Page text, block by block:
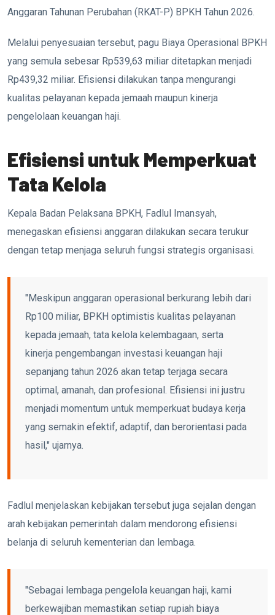
Anggaran Tahunan Perubahan (RKAT-P) BPKH Tahun 2026.
Melalui penyesuaian tersebut, pagu Biaya Operasional BPKH
yang semula sebesar Rp539,63 miliar ditetapkan menjadi
Rp439,32 miliar. Efisiensi dilakukan tanpa mengurangi
kualitas pelayanan kepada jemaah maupun kinerja
pengelolaan keuangan haji.
Efisiensi untuk Memperkuat
Tata Kelola
Kepala Badan Pelaksana BPKH, Fadlul Imansyah,
menegaskan efisiensi anggaran dilakukan secara terukur
dengan tetap menjaga seluruh fungsi strategis organisasi.
"Meskipun anggaran operasional berkurang lebih dari
Rp100 miliar, BPKH optimistis kualitas pelayanan
kepada jemaah, tata kelola kelembagaan, serta
kinerja pengembangan investasi keuangan haji
sepanjang tahun 2026 akan tetap terjaga secara
optimal, amanah, dan profesional. Efisiensi ini justru
menjadi momentum untuk memperkuat budaya kerja
yang semakin efektif, adaptif, dan berorientasi pada
hasil," ujarnya.
Fadlul menjelaskan kebijakan tersebut juga sejalan dengan
arah kebijakan pemerintah dalam mendorong efisiensi
belanja di seluruh kementerian dan lembaga.
"Sebagai lembaga pengelola keuangan haji, kami
berkewajiban memastikan setiap rupiah biaya